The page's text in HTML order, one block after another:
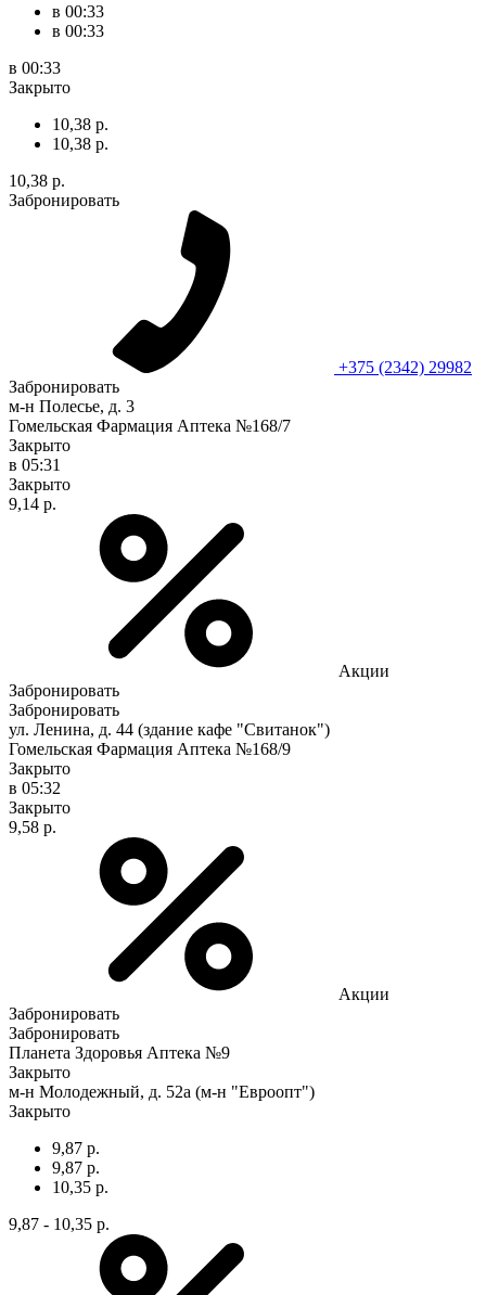
в 00:33
в 00:33
в 00:33
Закрыто
10,38 р.
10,38 р.
10,38 р.
Забронировать
+375 (2342) 29982
Забронировать
м-н Полесье, д. 3
Гомельская Фармация Аптека №168/7
Закрыто
в 05:31
Закрыто
9,14 р.
Акции
Забронировать
Забронировать
ул. Ленина, д. 44 (здание кафе "Свитанок")
Гомельская Фармация Аптека №168/9
Закрыто
в 05:32
Закрыто
9,58 р.
Акции
Забронировать
Забронировать
Планета Здоровья Аптека №9
Закрыто
м-н Молодежный, д. 52а (м-н "Евроопт")
Закрыто
9,87 р.
9,87 р.
10,35 р.
9,87 - 10,35 р.